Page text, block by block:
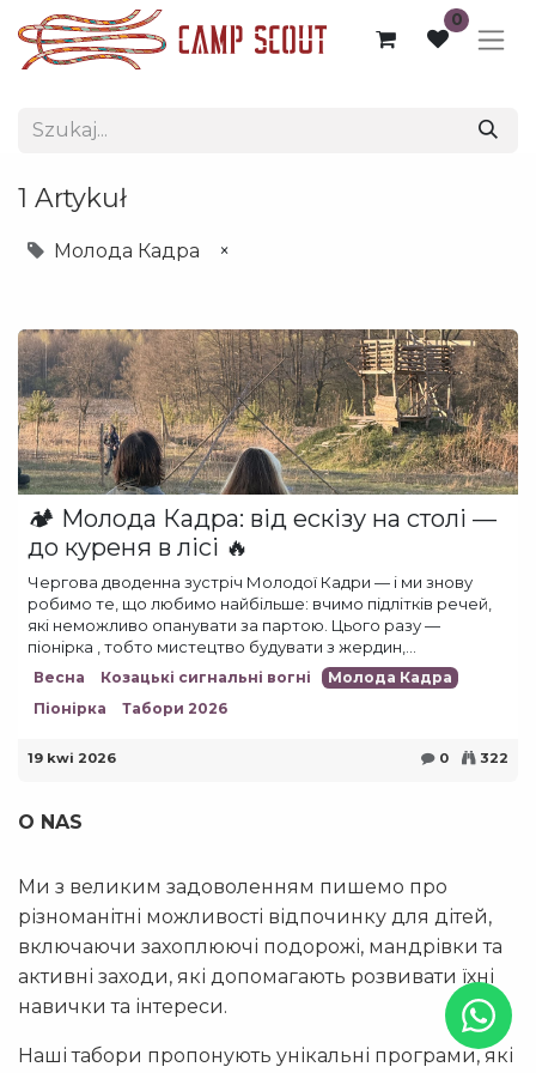
0
1 Artykuł
Молода Кадра ×
🏕️ Молода Кадра: від ескізу на столі —
до куреня в лісі 🔥
Чергова дводенна зустріч Молодої Кадри — і ми знову
робимо те, що любимо найбільше: вчимо підлітків речей,
які неможливо опанувати за партою. Цього разу —
піонірка , тобто мистецтво будувати з жердин,...
Весна Козацькі сигнальні вогні
Молода Кадра
Піонірка
Табори 2026
19 kwi 2026 0 322
O NAS
Ми з великим задоволенням пишемо про
різноманітні можливості відпочинку для дітей,
включаючи захоплюючі подорожі, мандрівки та
активні заходи, які допомагають розвивати їхні
навички та інтереси.
Наші табори пропонують унікальні програми, які